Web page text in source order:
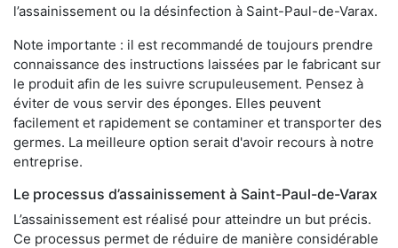
l’assainissement ou la désinfection à Saint-Paul-de-Varax.
Note importante : il est recommandé de toujours prendre
connaissance des instructions laissées par le fabricant sur
le produit afin de les suivre scrupuleusement. Pensez à
éviter de vous servir des éponges. Elles peuvent
facilement et rapidement se contaminer et transporter des
germes. La meilleure option serait d'avoir recours à notre
entreprise.
Le processus d’assainissement à Saint-Paul-de-Varax
L’assainissement est réalisé pour atteindre un but précis.
Ce processus permet de réduire de manière considérable